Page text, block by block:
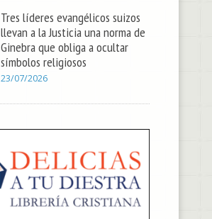
Tres líderes evangélicos suizos
llevan a la Justicia una norma de
Ginebra que obliga a ocultar
símbolos religiosos
23/07/2026